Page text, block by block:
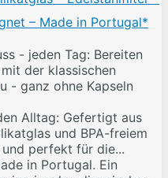
– Made in Portugal*
- jeden Tag: Bereiten
der klassischen
- ganz ohne Kapseln
Alltag: Gefertigt aus
und BPA-freiem
perfekt für die...
in Portugal. Ein